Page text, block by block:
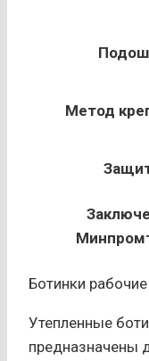
Метод
Ботинки
Утепленные
предназначены